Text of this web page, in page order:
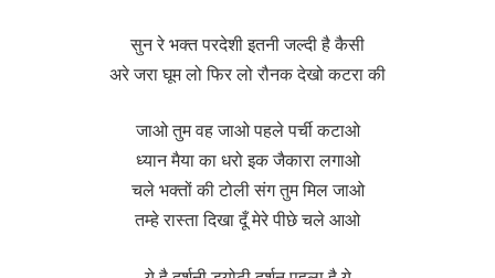
सुन रे भक्त परदेशी इतनी जल्दी है कैसी
अरे जरा घूम लो फिर लो रौनक देखो कटरा की
जाओ तुम वह जाओ पहले पर्ची कटाओ
ध्यान मैया का धरो इक जैकारा लगाओ
चले भक्तों की टोली संग तुम मिल जाओ
तम्हे रास्ता दिखा दूँ मेरे पीछे चले आओ